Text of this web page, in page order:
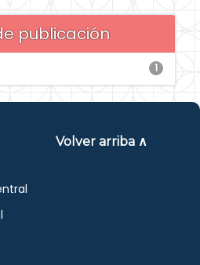
publicación
1
Volver arriba ∧